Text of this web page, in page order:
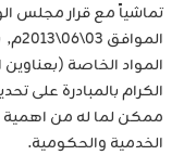
المواد الخاصة (بعناوين
الكرام بالمبادرة على
ممكن لما له من اهمية
الخدمية والحكومية.